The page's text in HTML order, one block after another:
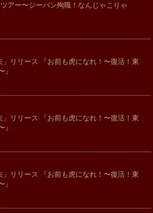
アー〜ジーパン殉職！なんじゃこりゃ
リリース 『お前も虎になれ！〜復活！東
リリース 『お前も虎になれ！〜復活！東
リリース 『お前も虎になれ！〜復活！東